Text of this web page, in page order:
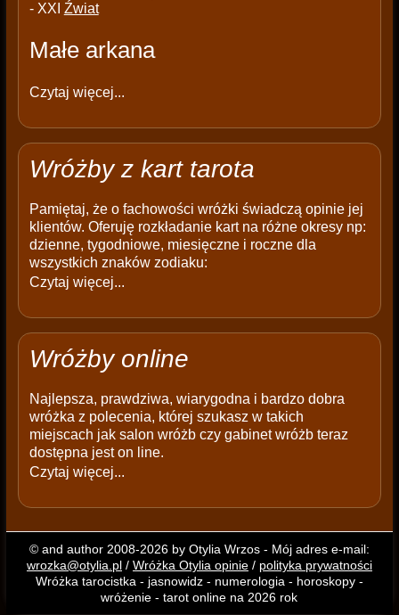
- XXI Źwiat
Małe arkana
Czytaj więcej...
Wróżby z kart tarota
Pamiętaj, że o fachowości wróżki świadczą opinie jej
klientów. Oferuję rozkładanie kart na różne okresy np:
dzienne, tygodniowe, miesięczne i roczne dla
wszystkich znaków zodiaku:
Czytaj więcej...
Wróżby online
Najlepsza, prawdziwa, wiarygodna i bardzo dobra
wróżka z polecenia, której szukasz w takich
miejscach jak salon wróżb czy gabinet wróżb teraz
dostępna jest on line.
Czytaj więcej...
© and author 2008-2026 by Otylia Wrzos - Mój adres e-mail:
wrozka@otylia.pl/ Wróżka Otylia opinie/ polityka prywatności
Wróżka tarocistka - jasnowidz - numerologia - horoskopy -
wróżenie - tarot online na 2026 rok